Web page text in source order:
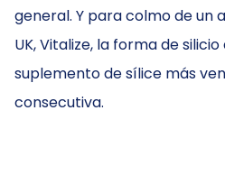
general. Y para colmo de un
UK, Vitalize, la forma de
suplemento de sílice más
consecutiva.